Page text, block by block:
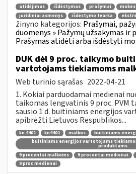
atidėjimas išdėstymas prašymai
juridiniai asmenys
išdėstymo tvarka
žinyno kategorijos: Prašymai,
duomenys » Pažymų užsakymas ir
Prašymas atidėti arba išdėstyti
DUK dėl 9 proc. taikymo
vartotojams tiekiamoms
Web turinio sąrašas 2022-04-21
1. Kokiai parduodamai medienai
taikomas lengvatinis 9 proc. PVM
sausio 1 d. buitiniams energijos
apibrėžti Lietuvos Respublikos...
kn 4401 kn4401 malkos
buitiniams
buitiniams energijos vartotojams
produktams
9 procentai malkoms
9 procentai medienai
9 proc medienai